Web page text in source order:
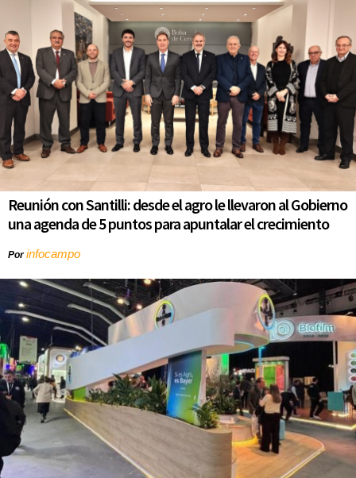
Reunión con Santilli: desde el agro le llevaron al Gobierno
una agenda de 5 puntos para apuntalar el crecimiento
Porinfocampo